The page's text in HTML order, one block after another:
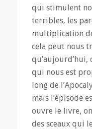
qui stimulent
terribles, les
multiplication
cela peut nous
qu’aujourd’hui,
qui nous est
long de
mais l’épisode
ouvre le livre,
des sceaux qui